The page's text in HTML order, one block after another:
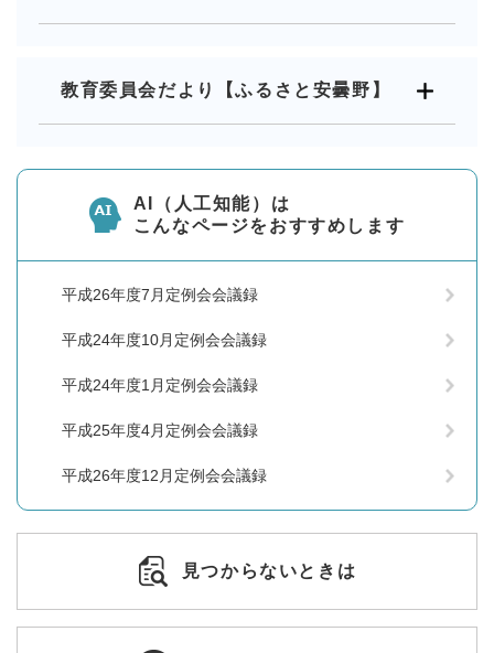
教育委員会だより【ふるさと安曇野】
AI（人工知能）は
こんなページをおすすめします
平成26年度7月定例会会議録
平成24年度10月定例会会議録
平成24年度1月定例会会議録
平成25年度4月定例会会議録
平成26年度12月定例会会議録
見つからないときは